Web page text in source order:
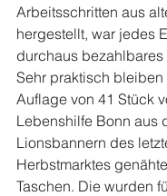
Arbeitsschritten aus
hergestellt, war jedes
durchaus bezahlbares
Sehr praktisch
Auflage von 41 Stück
Lebenshilfe Bonn aus
Lionsbannern des
Herbstmarktes
Taschen. Die wurden